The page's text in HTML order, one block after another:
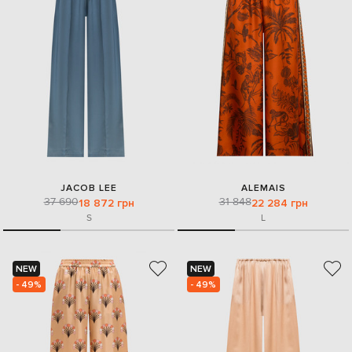
JACOB LEE
37 69018 872 грн
S
ALEMAIS
31 84822 284 грн
L
NEW
- 49%
NEW
- 49%